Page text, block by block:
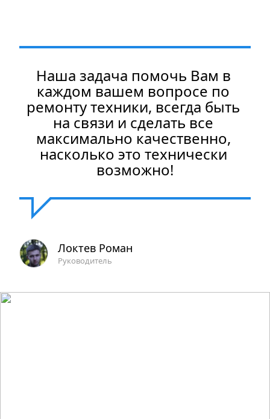
Наша задача помочь Вам в
каждом вашем вопросе по
ремонту техники, всегда быть
на связи и сделать все
максимально качественно,
насколько это технически
возможно!
Локтев Роман
Руководитель